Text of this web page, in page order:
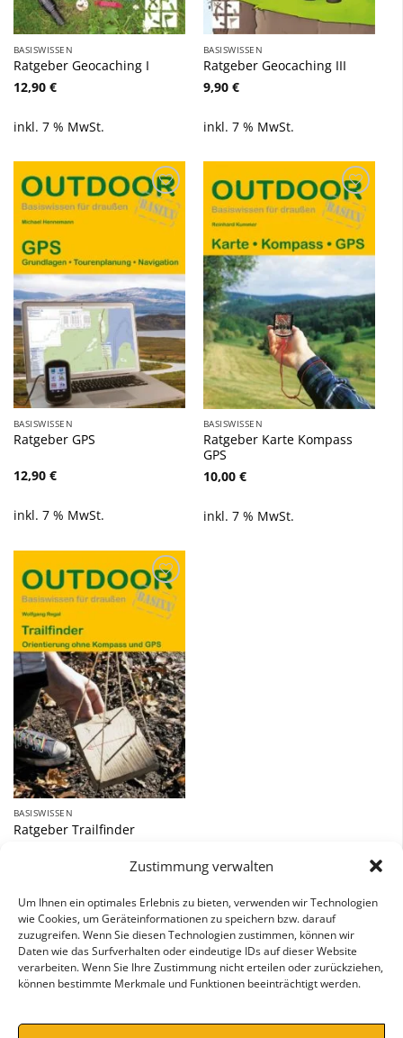
Zustimmung verwalten
Um Ihnen ein optimales Erlebnis zu bieten, verwenden wir Technologien
wie Cookies, um Geräteinformationen zu speichern bzw. darauf
zuzugreifen. Wenn Sie diesen Technologien zustimmen, können wir
Daten wie das Surfverhalten oder eindeutige IDs auf dieser Website
verarbeiten. Wenn Sie Ihre Zustimmung nicht erteilen oder zurückziehen,
können bestimmte Merkmale und Funktionen beeinträchtigt werden.
BASISWISSEN
Ratgeber Geocaching I
12,90 €
inkl. 7 % MwSt.
BASISWISSEN
Ratgeber Geocaching III
9,90 €
inkl. 7 % MwSt.
Zu
Wunschliste
BASISWISSEN
Ratgeber GPS
12,90 €
inkl. 7 % MwSt.
Zu
Wunschliste
hinzufügen
BASISWISSEN
Ratgeber Karte Kompass
GPS
10,00 €
inkl. 7 % MwSt.
Zu
Wunschliste
BASISWISSEN
Ratgeber Trailfinder